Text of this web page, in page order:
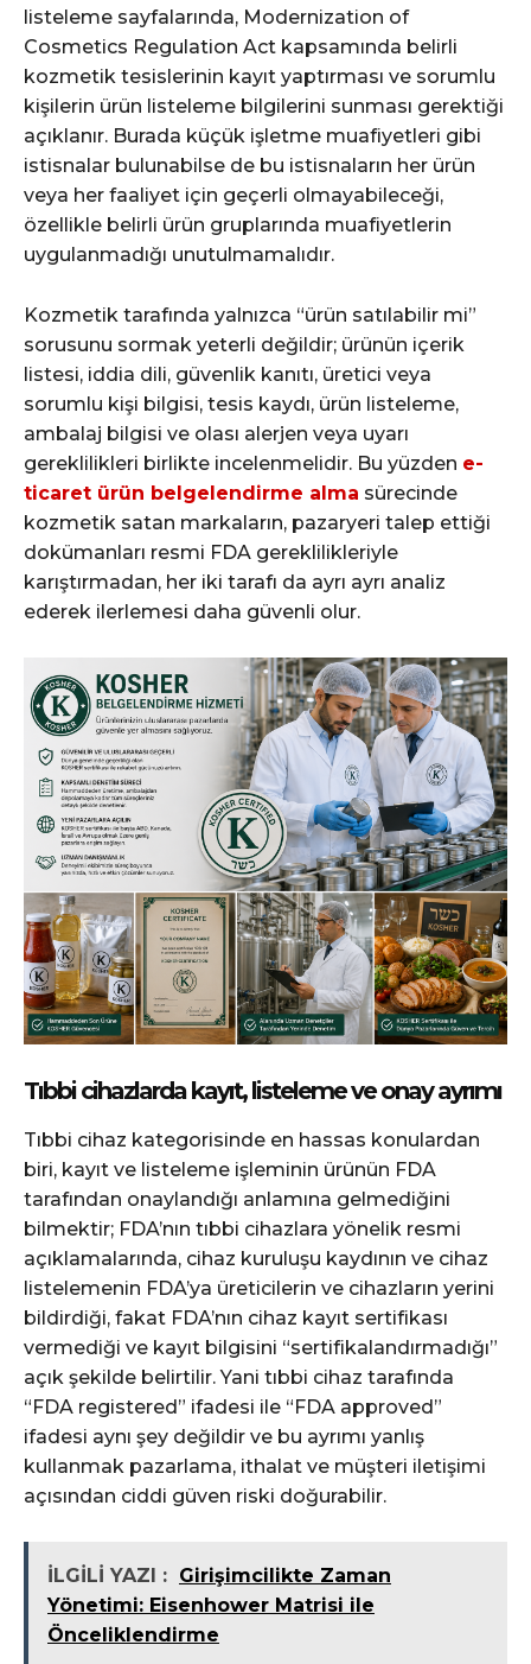
listeleme sayfalarında, Modernization of
Cosmetics Regulation Act kapsamında belirli
kozmetik tesislerinin kayıt yaptırması ve sorumlu
kişilerin ürün listeleme bilgilerini sunması gerektiği
açıklanır. Burada küçük işletme muafiyetleri gibi
istisnalar bulunabilse de bu istisnaların her ürün
veya her faaliyet için geçerli olmayabileceği,
özellikle belirli ürün gruplarında muafiyetlerin
uygulanmadığı unutulmamalıdır.
Kozmetik tarafında yalnızca “ürün satılabilir mi”
sorusunu sormak yeterli değildir; ürünün içerik
listesi, iddia dili, güvenlik kanıtı, üretici veya
sorumlu kişi bilgisi, tesis kaydı, ürün listeleme,
ambalaj bilgisi ve olası alerjen veya uyarı
gereklilikleri birlikte incelenmelidir. Bu yüzden e-
ticaret ürün belgelendirme alma sürecinde
kozmetik satan markaların, pazaryeri talep ettiği
dokümanları resmi FDA gereklilikleriyle
karıştırmadan, her iki tarafı da ayrı ayrı analiz
ederek ilerlemesi daha güvenli olur.
Tıbbi cihazlarda kayıt, listeleme ve onay ayrımı
Tıbbi cihaz kategorisinde en hassas konulardan
biri, kayıt ve listeleme işleminin ürünün FDA
tarafından onaylandığı anlamına gelmediğini
bilmektir; FDA’nın tıbbi cihazlara yönelik resmi
açıklamalarında, cihaz kuruluşu kaydının ve cihaz
listelemenin FDA’ya üreticilerin ve cihazların yerini
bildirdiği, fakat FDA’nın cihaz kayıt sertifikası
vermediği ve kayıt bilgisini “sertifikalandırmadığı”
açık şekilde belirtilir. Yani tıbbi cihaz tarafında
“FDA registered” ifadesi ile “FDA approved”
ifadesi aynı şey değildir ve bu ayrımı yanlış
kullanmak pazarlama, ithalat ve müşteri iletişimi
açısından ciddi güven riski doğurabilir.
İLGİLİ YAZI : Girişimcilikte Zaman
Yönetimi: Eisenhower Matrisi ile
Önceliklendirme